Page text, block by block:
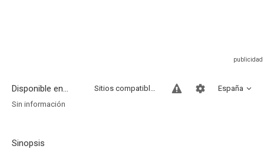
Disponible en... España
Sitios compatibles
Sin información
Sinopsis